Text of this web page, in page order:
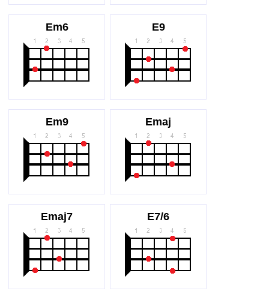
Em6 E9
Em9 Emaj
Emaj7 E7/6